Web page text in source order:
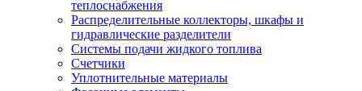
теплоснабжения
Распределительные коллекторы, шкафы и
гидравлические разделители
Системы подачи жидкого топлива
Счетчики
Уплотнительные материалы